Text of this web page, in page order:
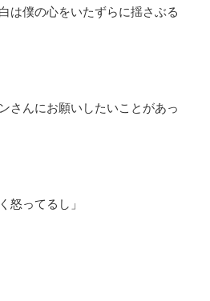
は僕の心をいたずらに揺さぶる
さんにお願いしたいことがあっ
怒ってるし」